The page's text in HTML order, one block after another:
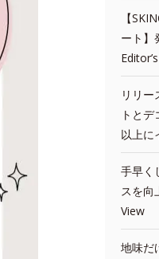
【
ート】
リリ
トと
以上に
手早く
スを向
View
地味だ